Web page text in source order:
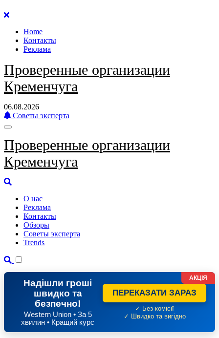
Перейти
содержанию
Home
Контакты
Реклама
Проверенные организации
Кременчуга
06.08.2026
Советы эксперта
Проверенные организации
Кременчуга
О нас
Реклама
Контакты
Обзоры
Советы эксперта
Trends
Надішли гроші
швидко та
безпечно!
Western Union • За 5
хвилин • Кращий курс
ПЕРЕКАЗАТИ ЗАРАЗ
✓ Без комісії
✓ Швидко та вигідно
АКЦІЯ